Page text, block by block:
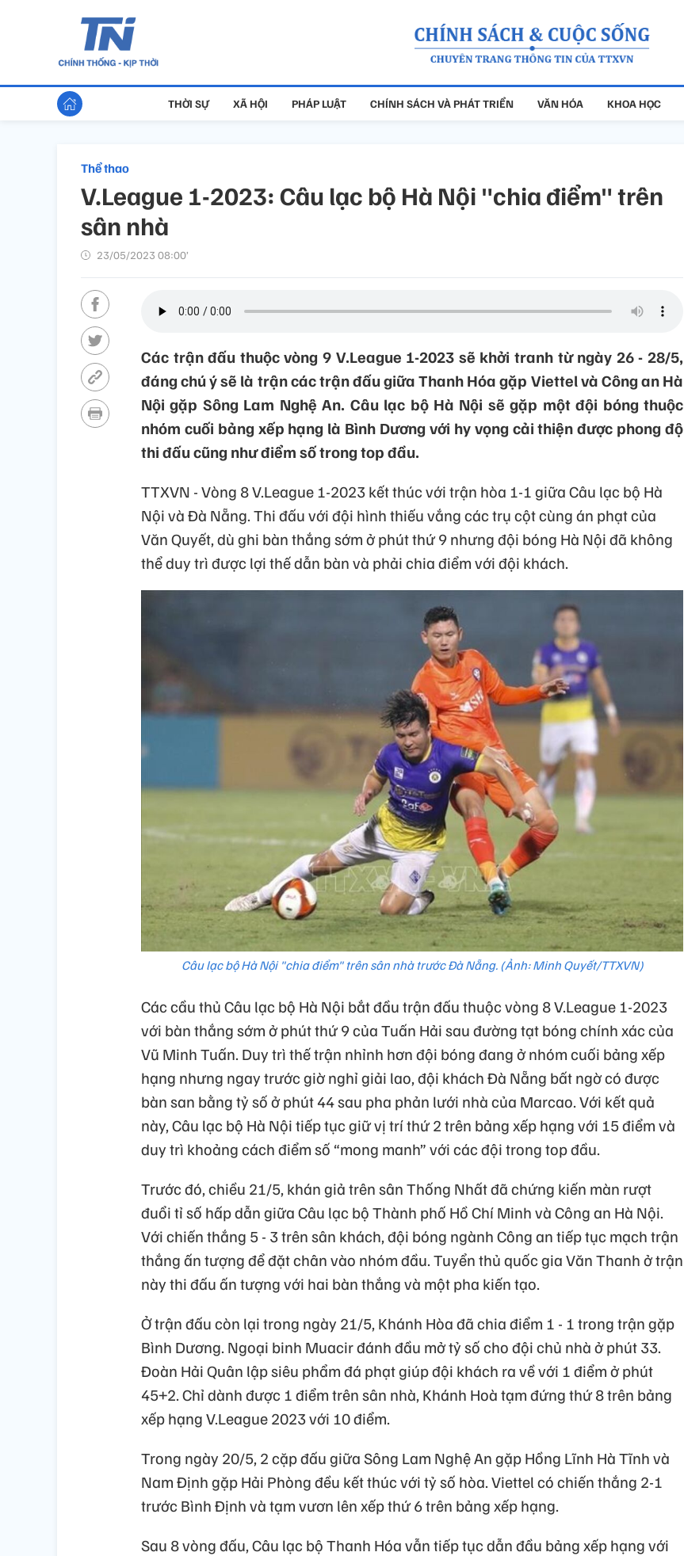
THỜI SỰ XÃ HỘI PHÁP LUẬT CHÍNH SÁCH VÀ PHÁT TRIỂN VĂN HÓA KHOA HỌC
Thể thao
V.League 1-2023: Câu lạc bộ Hà Nội "chia điểm" trên
sân nhà
23/05/2023 08:00’
Các trận đấu thuộc vòng 9 V.League 1-2023 sẽ khởi tranh từ ngày 26 - 28/5,
đáng chú ý sẽ là trận các trận đấu giữa Thanh Hóa gặp Viettel và Công an Hà
Nội gặp Sông Lam Nghệ An. Câu lạc bộ Hà Nội sẽ gặp một đội bóng thuộc
nhóm cuối bảng xếp hạng là Bình Dương với hy vọng cải thiện được phong độ
thi đấu cũng như điểm số trong top đầu.
TTXVN - Vòng 8 V.League 1-2023 kết thúc với trận hòa 1-1 giữa Câu lạc bộ Hà
Nội và Đà Nẵng. Thi đấu với đội hình thiếu vắng các trụ cột cùng án phạt của
Văn Quyết, dù ghi bàn thắng sớm ở phút thứ 9 nhưng đội bóng Hà Nội đã không
thể duy trì được lợi thế dẫn bàn và phải chia điểm với đội khách.
Câu lạc bộ Hà Nội "chia điểm" trên sân nhà trước Đà Nẵng. (Ảnh: Minh Quyết/TTXVN)
Các cầu thủ Câu lạc bộ Hà Nội bắt đầu trận đấu thuộc vòng 8 V.League 1-2023
với bàn thắng sớm ở phút thứ 9 của Tuấn Hải sau đường tạt bóng chính xác của
Vũ Minh Tuấn. Duy trì thế trận nhỉnh hơn đội bóng đang ở nhóm cuối bảng xếp
hạng nhưng ngay trước giờ nghỉ giải lao, đội khách Đà Nẵng bất ngờ có được
bàn san bằng tỷ số ở phút 44 sau pha phản lưới nhà của Marcao. Với kết quả
này, Câu lạc bộ Hà Nội tiếp tục giữ vị trí thứ 2 trên bảng xếp hạng với 15 điểm và
duy trì khoảng cách điểm số “mong manh” với các đội trong top đầu.
Trước đó, chiều 21/5, khán giả trên sân Thống Nhất đã chứng kiến màn rượt
đuổi tỉ số hấp dẫn giữa Câu lạc bộ Thành phố Hồ Chí Minh và Công an Hà Nội.
Với chiến thắng 5 - 3 trên sân khách, đội bóng ngành Công an tiếp tục mạch trận
thắng ấn tượng để đặt chân vào nhóm đầu. Tuyển thủ quốc gia Văn Thanh ở trận
này thi đấu ấn tượng với hai bàn thắng và một pha kiến tạo.
Ở trận đấu còn lại trong ngày 21/5, Khánh Hòa đã chia điểm 1 - 1 trong trận gặp
Bình Dương. Ngoại binh Muacir đánh đầu mở tỷ số cho đội chủ nhà ở phút 33.
Đoàn Hải Quân lập siêu phẩm đá phạt giúp đội khách ra về với 1 điểm ở phút
45+2. Chỉ dành được 1 điểm trên sân nhà, Khánh Hoà tạm đứng thứ 8 trên bảng
xếp hạng V.League 2023 với 10 điểm.
Trong ngày 20/5, 2 cặp đấu giữa Sông Lam Nghệ An gặp Hồng Lĩnh Hà Tĩnh và
Nam Định gặp Hải Phòng đều kết thúc với tỷ số hòa. Viettel có chiến thắng 2-1
trước Bình Định và tạm vươn lên xếp thứ 6 trên bảng xếp hạng.
Sau 8 vòng đấu, Câu lạc bộ Thanh Hóa vẫn tiếp tục dẫn đầu bảng xếp hạng với